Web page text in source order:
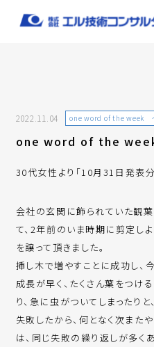
2022.11.04 one word of the week
one word of the
30代女性より「10月31日発表分
会社の玄関に飾られていた観
て、2年前のいま時期に剪定し
を譲って頂きました。
挿し木で増やすことに成功し、
成長が早く、たくさん葉をつけ
り、急に虫がついてしまったりと
失敗したから、何となく次また
は、同じ失敗の繰り返しが多く